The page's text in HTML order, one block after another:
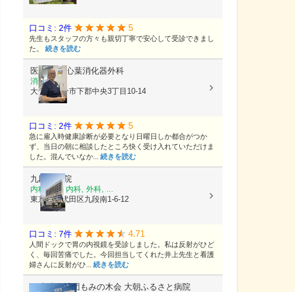
口コミ: 2件 5
先生もスタッフの方々も親切丁寧で安心して受診できまし
た。 続きを読む
医療法人 心葉消化器外科
消化器科
大分県大分市下郡中央3丁目10-14
口コミ: 2件 5
急に雇入時健康診断が必要となり日曜日しか都合がつか
ず、当日の朝に相談したところ快く受け入れていただけま
した。混んでいなか... 続きを読む
九段坂病院
内科, 心療内科, 外科, ...
東京都千代田区九段南1-6-12
口コミ: 7件 4.71
人間ドックで胃の内視鏡を受診しました。私は反射がひど
く、毎回苦痛でした。今回担当してくれた井上先生と看護
婦さんに反射がひ... 続きを読む
医療法人社団もみの木会 大朝ふるさと病院